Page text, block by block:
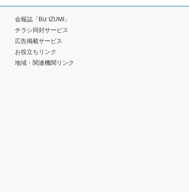
会報誌「Biz IZUMI」
チラシ同封サービス
広告掲載サービス
お役立ちリンク
地域・関連機関リンク